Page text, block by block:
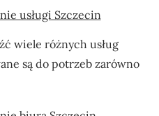
usługi Szczecin
wiele różnych usług
są do potrzeb zarówno